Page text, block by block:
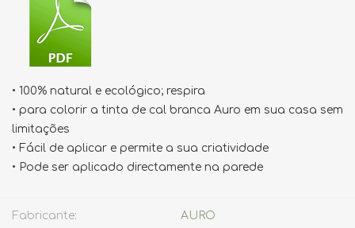
• 100% natural e ecológico; respira
• para colorir a tinta de cal branca Auro em sua casa sem
limitações
• Fácil de aplicar e permite a sua criatividade
• Pode ser aplicado directamente na parede
Fabricante: AURO